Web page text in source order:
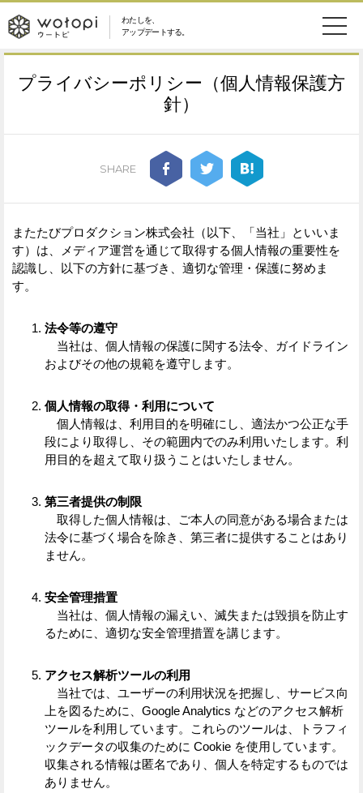
わたしを、
アップデートする。
wotopi
-
ト
ピ
ュ
ワークスタイル
ファッション
ソーシャル SDGs
アイテム
索
ウートピとは？
Facebook
で
シ
ア
す
で
シ
ア
す
プライバシーポリシー（個人情報保護方
針）
SHARE
またたびプロダクション株式会社（以下、「当社」といいま
す）は、メディア運営を通じて取得する個人情報の重要性を
認識し、以下の方針に基づき、適切な管理・保護に努めま
す。
法令等の遵守
当社は、個人情報の保護に関する法令、ガイドライン
およびその他の規範を遵守します。
個人情報の取得・利用について
個人情報は、利用目的を明確にし、適法かつ公正な手
段により取得し、その範囲内でのみ利用いたします。利
用目的を超えて取り扱うことはいたしません。
第三者提供の制限
取得した個人情報は、ご本人の同意がある場合または
法令に基づく場合を除き、第三者に提供することはあり
ません。
安全管理措置
当社は、個人情報の漏えい、滅失または毀損を防止す
るために、適切な安全管理措置を講じます。
アクセス解析ツールの利用
当社では、ユーザーの利用状況を把握し、サービス向
上を図るために、Google Analytics などのアクセス解析
ツールを利用しています。これらのツールは、トラフィ
ックデータの収集のために Cookie を使用しています。
収集される情報は匿名であり、個人を特定するものでは
ありません。